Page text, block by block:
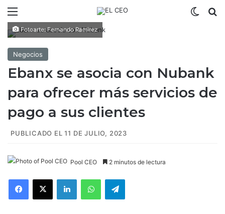
Fotoarte: Fernando Ramirez
Negocios
Ebanx se asocia con Nubank
para ofrecer más servicios de
pago a sus clientes
PUBLICADO EL 11 DE JULIO, 2023
Pool CEO 2 minutos de lectura